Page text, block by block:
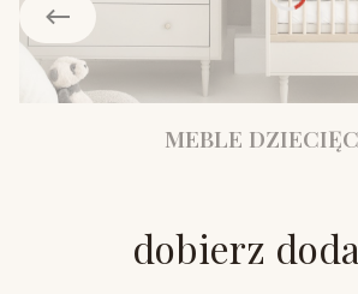
MEBLE
dobierz